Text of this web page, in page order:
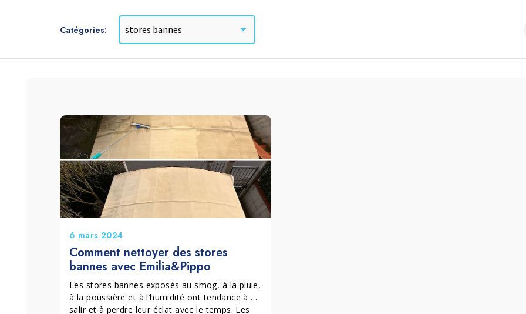
Lessive et Textiles Accessoires
Bois et Parquet Terrazzo et ciment
Catégories:
6 mars 2024
Comment nettoyer des stores
bannes avec Emilia&Pippo
Les stores bannes exposés au smog, à la pluie,
à la poussière et à l’humidité ont tendance à se
salir et à perdre leur éclat avec le temps. Les